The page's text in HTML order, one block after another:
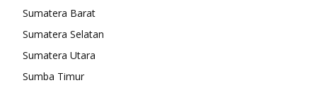
Sumatera Barat
Sumatera Selatan
Sumatera Utara
Sumba Timur